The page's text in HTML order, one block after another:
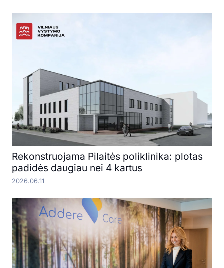
Rekonstruojama Pilaitės poliklinika: plotas
padidės daugiau nei 4 kartus
2026.06.11